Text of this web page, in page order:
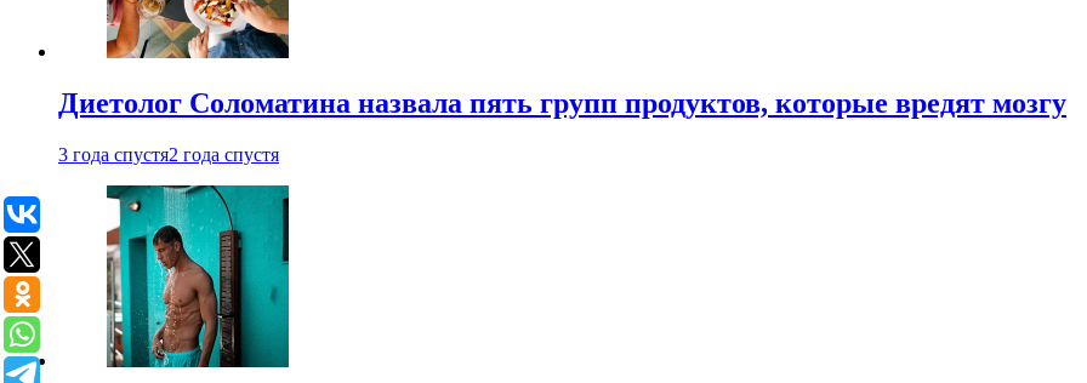
Диетолог Соломатина назвала пять групп продуктов, которые вредят мозгу
3 года спустя2 года спустя